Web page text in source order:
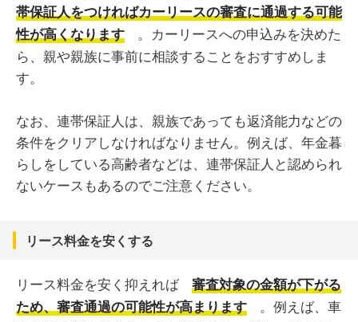
帯保証人をつければカーリースの審査に通過する可能
性が高くなります
。カーリースへの申込みを決めた
ら、親や親族に事前に相談することをおすすめしま
す。
なお、連帯保証人は、親族であっても返済能力などの
条件をクリアしなければなりません。例えば、年金暮
らしをしている高齢者などは、連帯保証人と認められ
ないケースもあるのでご注意ください。
リース料金を安くする
リース料金を安く抑えれば
審査対象の金額が下がる
ため、審査通過の可能性が高まります
。例えば、車